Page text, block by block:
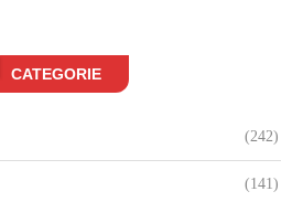
CATEGORIE
(242)
(141)